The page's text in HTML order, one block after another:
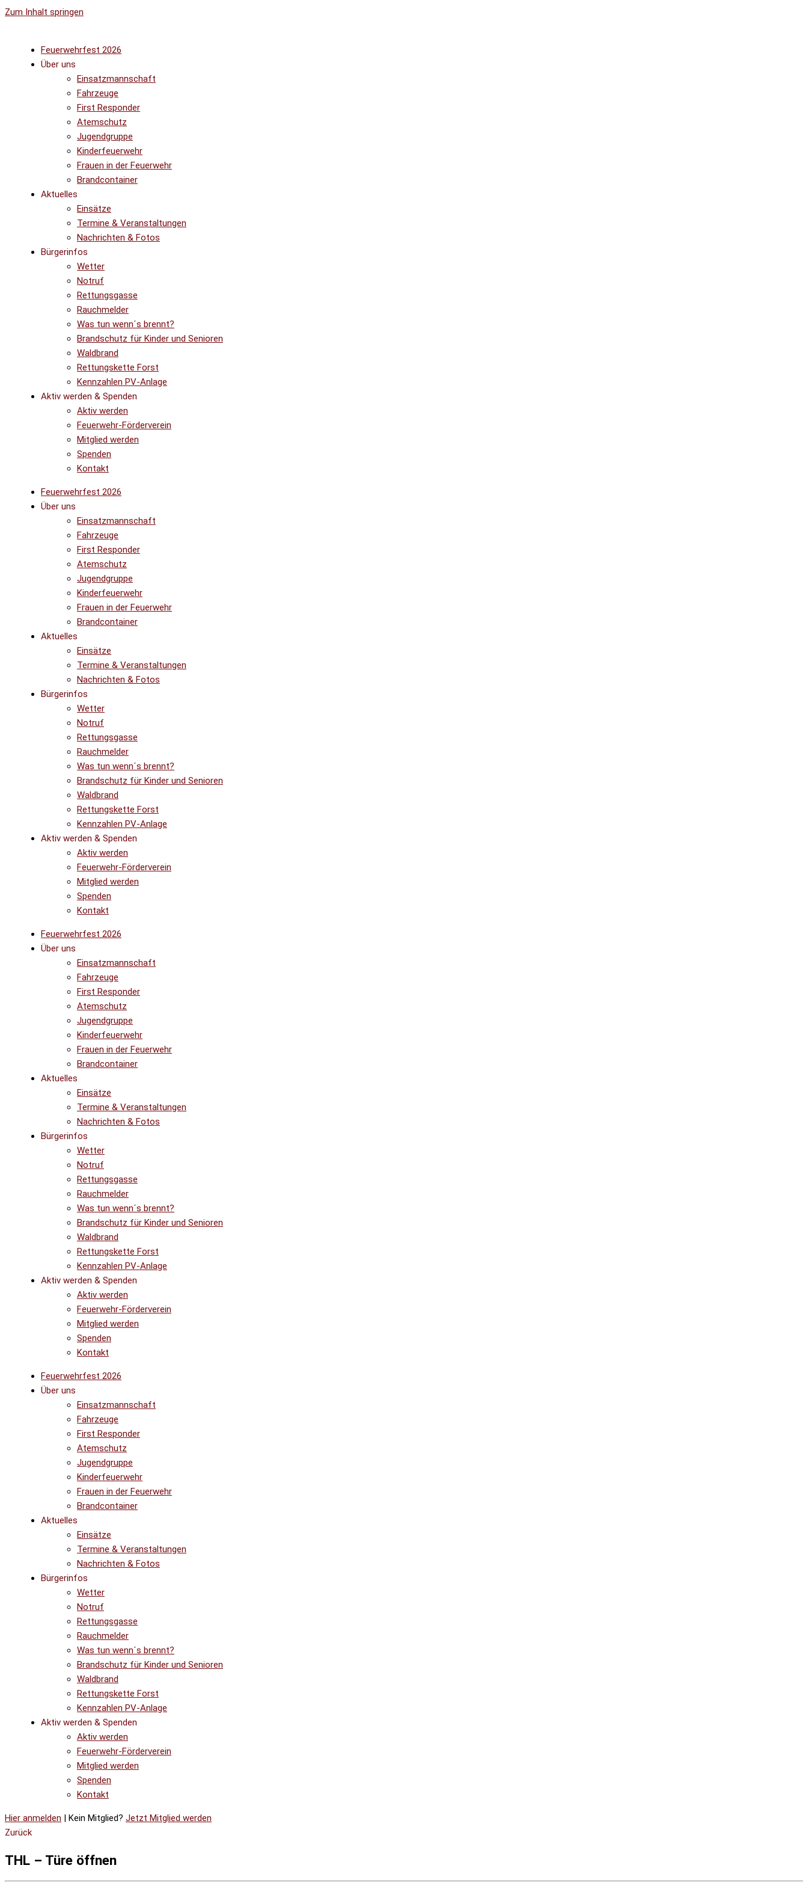
Zum Inhalt springen
Feuerwehrfest 2026
Über uns
Einsatzmannschaft
Fahrzeuge
First Responder
Atemschutz
Jugendgruppe
Kinderfeuerwehr
Frauen in der Feuerwehr
Brandcontainer
Aktuelles
Einsätze
Termine & Veranstaltungen
Nachrichten & Fotos
Bürgerinfos
Wetter
Notruf
Rettungsgasse
Rauchmelder
Was tun wenn´s brennt?
Brandschutz für Kinder und Senioren
Waldbrand
Rettungskette Forst
Kennzahlen PV-Anlage
Aktiv werden & Spenden
Aktiv werden
Feuerwehr-Förderverein
Mitglied werden
Spenden
Kontakt
Feuerwehrfest 2026
Über uns
Einsatzmannschaft
Fahrzeuge
First Responder
Atemschutz
Jugendgruppe
Kinderfeuerwehr
Frauen in der Feuerwehr
Brandcontainer
Aktuelles
Einsätze
Termine & Veranstaltungen
Nachrichten & Fotos
Bürgerinfos
Wetter
Notruf
Rettungsgasse
Rauchmelder
Was tun wenn´s brennt?
Brandschutz für Kinder und Senioren
Waldbrand
Rettungskette Forst
Kennzahlen PV-Anlage
Aktiv werden & Spenden
Aktiv werden
Feuerwehr-Förderverein
Mitglied werden
Spenden
Kontakt
Feuerwehrfest 2026
Über uns
Einsatzmannschaft
Fahrzeuge
First Responder
Atemschutz
Jugendgruppe
Kinderfeuerwehr
Frauen in der Feuerwehr
Brandcontainer
Aktuelles
Einsätze
Termine & Veranstaltungen
Nachrichten & Fotos
Bürgerinfos
Wetter
Notruf
Rettungsgasse
Rauchmelder
Was tun wenn´s brennt?
Brandschutz für Kinder und Senioren
Waldbrand
Rettungskette Forst
Kennzahlen PV-Anlage
Aktiv werden & Spenden
Aktiv werden
Feuerwehr-Förderverein
Mitglied werden
Spenden
Kontakt
Feuerwehrfest 2026
Über uns
Einsatzmannschaft
Fahrzeuge
First Responder
Atemschutz
Jugendgruppe
Kinderfeuerwehr
Frauen in der Feuerwehr
Brandcontainer
Aktuelles
Einsätze
Termine & Veranstaltungen
Nachrichten & Fotos
Bürgerinfos
Wetter
Notruf
Rettungsgasse
Rauchmelder
Was tun wenn´s brennt?
Brandschutz für Kinder und Senioren
Waldbrand
Rettungskette Forst
Kennzahlen PV-Anlage
Aktiv werden & Spenden
Aktiv werden
Feuerwehr-Förderverein
Mitglied werden
Spenden
Kontakt
Hier anmelden | Kein Mitglied? Jetzt Mitglied werden
Zurück
THL – Türe öffnen